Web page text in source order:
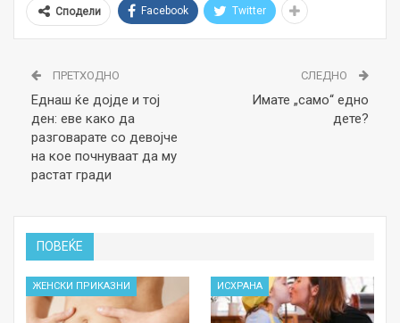
Сподели Facebook Twitter
ПРЕТХОДНО
Еднаш ќе дојде и тој
ден: еве како да
разговарате со девојче
на кое почнуваат да му
растат гради
СЛЕДНО
Имате „само“ едно
дете?
ПОВЕЌЕ
ЖЕНСКИ ПРИКАЗНИ ИСХРАНА